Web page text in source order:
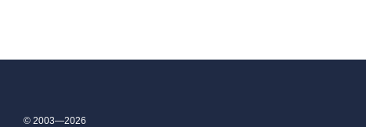
© 2003—2026